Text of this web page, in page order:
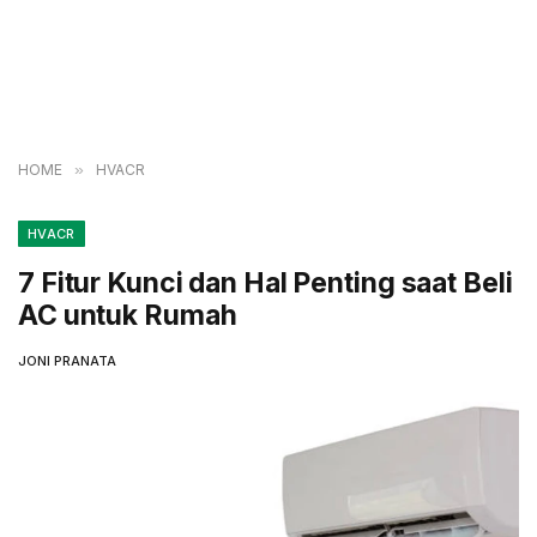
HOME » HVACR
HVACR
7 Fitur Kunci dan Hal Penting saat Beli
AC untuk Rumah
JONI PRANATA